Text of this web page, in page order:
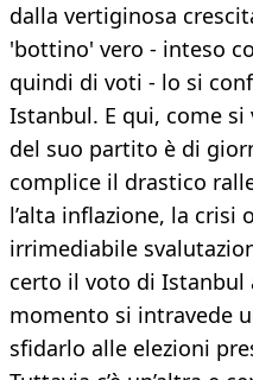
dalla vertiginosa
'bottino' vero - inteso
quindi di voti - lo si
Istanbul. E qui, come si
del suo partito è di
complice il drastico
l’alta inflazione, la crisi
irrimediabile
certo il voto di Istanbul
momento si intravede
sfidarlo alle elezioni